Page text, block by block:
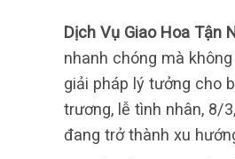
Dịch Vụ Giao Hoa Tận
nhanh chóng mà
giải pháp lý tưởng cho
trương, lễ tình nhân, 8/
đang trở thành xu